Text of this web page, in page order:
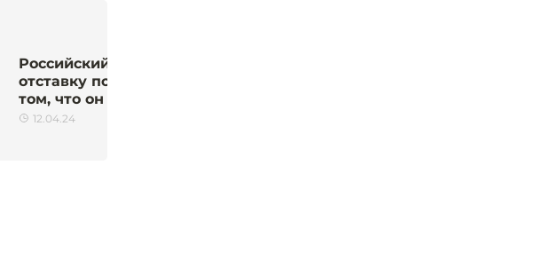
Российский министр ушёл в
отставку после обвинений в
том, что он гей. Подробности
12.04.24